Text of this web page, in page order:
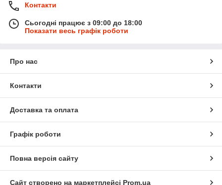
Контакти
Сьогодні працює з 09:00 до 18:00
Показати весь графік роботи
Про нас
Контакти
Доставка та оплата
Графік роботи
Повна версія сайту
Сайт створено на маркетплейсі Prom.ua